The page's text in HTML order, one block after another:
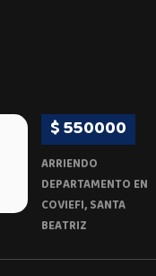
$ 550000
ARRIENDO
DEPARTAMENTO EN
COVIEFI, SANTA
BEATRIZ